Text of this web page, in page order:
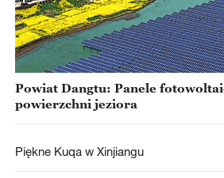
Powiat Dangtu: Panele
powierzchni jeziora
Piękne Kuqa w Xinjiangu